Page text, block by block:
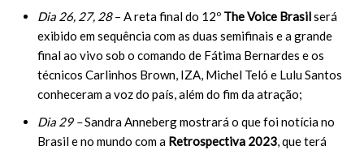
Dia 26, 27, 28– A reta final do 12º The Voice Brasilserá
exibido em sequência com as duas semifinais e a grande
final ao vivo sob o comando de Fátima Bernardes e os
técnicos Carlinhos Brown, IZA, Michel Teló e Lulu Santos
conheceram a voz do país, além do fim da atração;
Dia 29 –Sandra Anneberg mostrará o que foi notícia no
Brasil e no mundo com a Retrospectiva 2023, que terá